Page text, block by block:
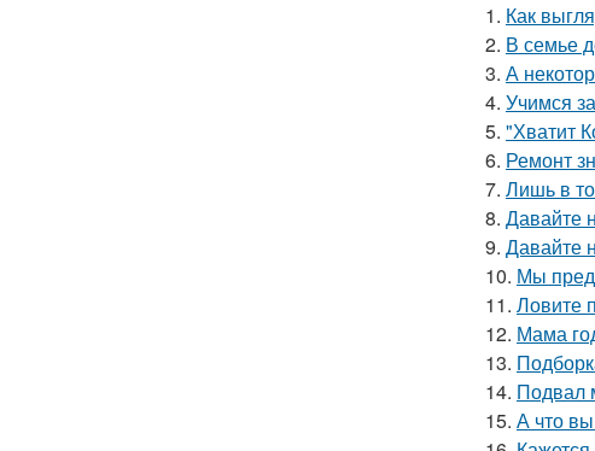
1. Как
2. В семье
3. А
4. Учимся
5. "Хватит
6. Ремонт
7. Лишь в
8. Давайте
9. Давайте
10. Мы
11. Ловите
12. Мама
13.
14. Подвал
15. А что